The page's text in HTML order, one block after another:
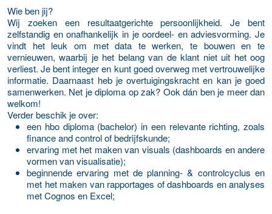
Wie ben jij?
Wij zoeken een resultaatgerichte persoonlijkheid. Je bent
zelfstandig en onafhankelijk in je oordeel- en adviesvorming. Je
vindt het leuk om met data te werken, te bouwen en te
vernieuwen, waarbij je het belang van de klant niet uit het oog
verliest. Je bent integer en kunt goed overweg met vertrouwelijke
informatie. Daarnaast heb je overtuigingskracht en kan je goed
samenwerken. Net je diploma op zak? Ook dán ben je meer dan
welkom!
Verder beschik je over:
een hbo diploma (bachelor) in een relevante richting, zoals
finance and control of bedrijfskunde;
ervaring met het maken van visuals (dashboards en andere
vormen van visualisatie);
beginnende ervaring met de planning- & controlcyclus en
met het maken van rapportages of dashboards en analyses
met Cognos en Excel;